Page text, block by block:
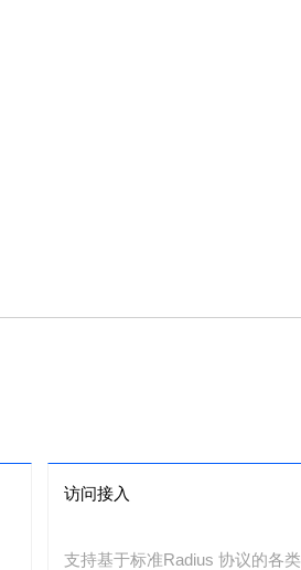
访问接入
支持基于标准Radius 协议的各类